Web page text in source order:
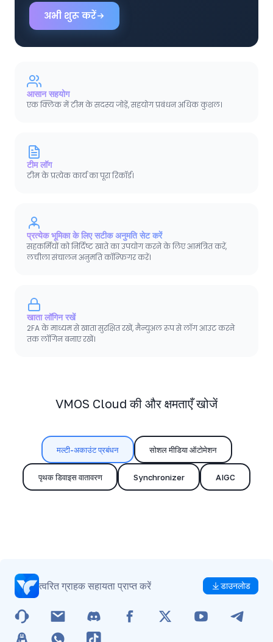
अभी शुरू करें
आसान सहयोग
एक क्लिक में टीम के सदस्य जोड़ें, सहयोग प्रबंधन अधिक कुशल।
टीम लॉग
टीम के प्रत्येक कार्य का पूरा रिकॉर्ड।
प्रत्येक भूमिका के लिए सटीक अनुमति सेट करें
सहकर्मियों को निर्दिष्ट खाते का उपयोग करने के लिए आमंत्रित करें,
लचीला संचालन अनुमति कॉन्फ़िगर करें।
खाता लॉगिन रखें
2FA के माध्यम से खाता सुरक्षित रखें, मैन्युअल रूप से लॉग आउट करने
तक लॉगिन बनाए रखें।
VMOS Cloud की और क्षमताएँ खोजें
मल्टी-अकाउंट प्रबंधन सोशल मीडिया ऑटोमेशन
पृथक डिवाइस वातावरण Synchronizer AIGC
त्वरित ग्राहक सहायता प्राप्त करें डाउनलोड